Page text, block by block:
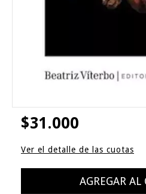
$31.000
Ver el detalle de las cuotas